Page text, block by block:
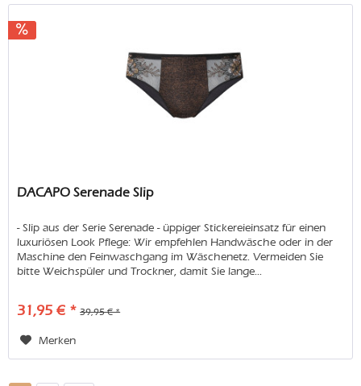
DACAPO Serenade Slip
- Slip aus der Serie Serenade - üppiger Stickereieinsatz für einen
luxuriösen Look Pflege: Wir empfehlen Handwäsche oder in der
Maschine den Feinwaschgang im Wäschenetz. Vermeiden Sie
bitte Weichspüler und Trockner, damit Sie lange...
31,95 € * 39,95 € *
Merken